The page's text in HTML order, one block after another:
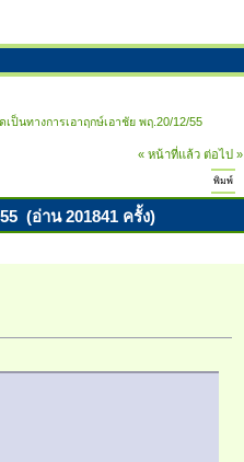
ป็นทางการเอาฤกษ์เอาชัย พฤ.20/12/55
« หน้าที่แล้ว ต่อไป »
พิมพ์
(อ่าน 201841 ครั้ง)